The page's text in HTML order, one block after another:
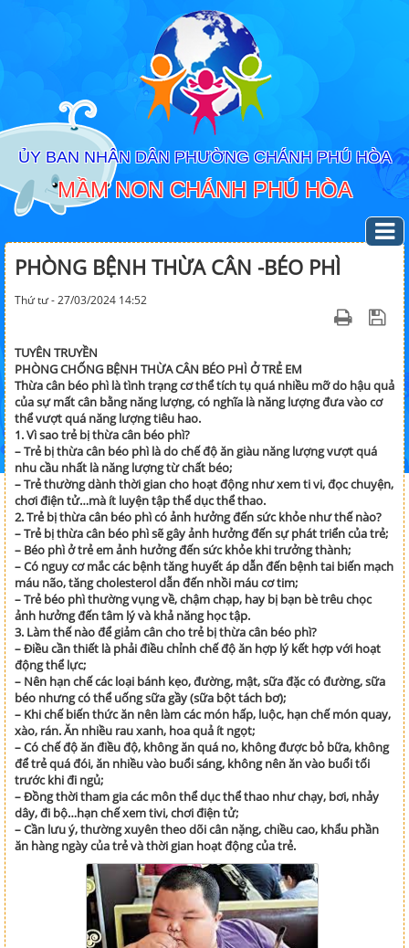
ỦY BAN NHÂN DÂN PHƯỜNG CHÁNH PHÚ HÒA
MẦM NON CHÁNH PHÚ HÒA
PHÒNG BỆNH THỪA CÂN -BÉO PHÌ
Thứ tư - 27/03/2024 14:52
TUYÊN TRUYỀN
PHÒNG CHỐNG BỆNH THỪA CÂN BÉO PHÌ Ở TRẺ EM
Thừa cân béo phì là tình trạng cơ thể tích tụ quá nhiều mỡ do hậu quả
của sự mất cân bằng năng lượng, có nghĩa là năng lượng đưa vào cơ
thể vượt quá năng lượng tiêu hao.
1. Vì sao trẻ bị thừa cân béo phì?
– Trẻ bị thừa cân béo phì là do chế độ ăn giàu năng lượng vượt quá
nhu cầu nhất là năng lượng từ chất béo;
– Trẻ thường dành thời gian cho hoạt động như xem ti vi, đọc chuyện,
chơi điện tử…mà ít luyện tập thể dục thể thao.
2. Trẻ bị thừa cân béo phì có ảnh hưởng đến sức khỏe như thế nào?
– Trẻ bị thừa cân béo phì sẽ gây ảnh hưởng đến sự phát triển của trẻ;
– Béo phì ở trẻ em ảnh hưởng đến sức khỏe khi trưởng thành;
– Có nguy cơ mắc các bệnh tăng huyết áp dẫn đến bệnh tai biến mạch
máu não, tăng cholesterol dẫn đến nhồi máu cơ tim;
– Trẻ béo phì thường vụng về, chậm chạp, hay bị bạn bè trêu chọc
ảnh hưởng đến tâm lý và khả năng học tập.
3. Làm thế nào để giảm cân cho trẻ bị thừa cân béo phì?
– Điều cần thiết là phải điều chỉnh chế độ ăn hợp lý kết hợp với hoạt
động thể lực;
– Nên hạn chế các loại bánh kẹo, đường, mật, sữa đặc có đường, sữa
béo nhưng có thể uống sữa gầy (sữa bột tách bơ);
– Khi chế biến thức ăn nên làm các món hấp, luộc, hạn chế món quay,
xào, rán. Ăn nhiều rau xanh, hoa quả ít ngọt;
– Có chế độ ăn điều độ, không ăn quá no, không được bỏ bữa, không
để trẻ quá đói, ăn nhiều vào buổi sáng, không nên ăn vào buổi tối
trước khi đi ngủ;
– Đồng thời tham gia các môn thể dục thể thao như chạy, bơi, nhảy
dây, đi bộ…hạn chế xem tivi, chơi điện tử;
– Cần lưu ý, thường xuyên theo dõi cân nặng, chiều cao, khẩu phần
ăn hàng ngày của trẻ và thời gian hoạt động của trẻ.